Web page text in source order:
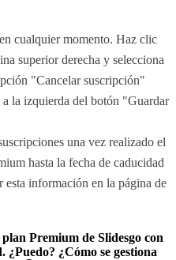
cualquier momento. Haz clic
superior derecha y selecciona
"Cancelar suscripción"
la izquierda del botón "Guardar
una vez realizado el
hasta la fecha de caducidad
esta información en la página de
Premium de Slidesgo con
¿Puedo? ¿Cómo se gestiona